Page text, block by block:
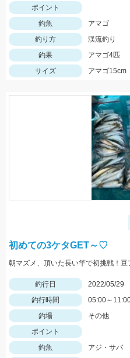
ポイント
釣魚
アマゴ
釣り方
渓流釣り
釣果
アマゴ4匹
サイズ
アマゴ15cm
初めての3ケタGET～♡
釣行日
2022/05/29
釣行時間
05:00～
釣場
その他
ポイント
釣魚
アジ・サバ